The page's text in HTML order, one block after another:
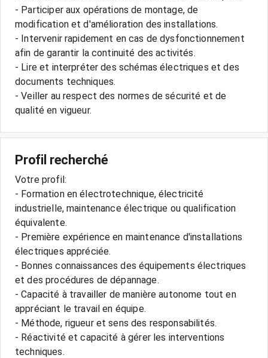
- Participer aux opérations de montage, de
modification et d'amélioration des installations.
- Intervenir rapidement en cas de dysfonctionnement
afin de garantir la continuité des activités.
- Lire et interpréter des schémas électriques et des
documents techniques.
- Veiller au respect des normes de sécurité et de
qualité en vigueur.
Profil recherché
Votre profil:
- Formation en électrotechnique, électricité
industrielle, maintenance électrique ou qualification
équivalente.
- Première expérience en maintenance d'installations
électriques appréciée.
- Bonnes connaissances des équipements électriques
et des procédures de dépannage.
- Capacité à travailler de manière autonome tout en
appréciant le travail en équipe.
- Méthode, rigueur et sens des responsabilités.
- Réactivité et capacité à gérer les interventions
techniques.